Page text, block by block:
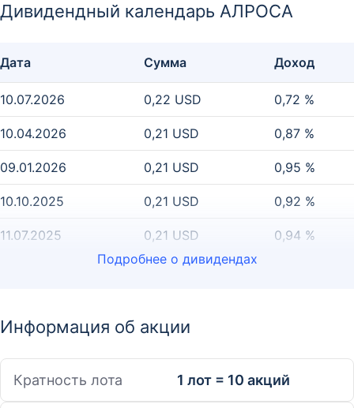
Дивидендный календарь АЛРОСА
Дата Сумма Доход
10.07.2026 0,22 USD 0,72 %
10.04.2026 0,21 USD 0,87 %
09.01.2026 0,21 USD 0,95 %
10.10.2025 0,21 USD 0,92 %
11.07.2025 0,21 USD
0,94 %
Подробнее о дивидендах
Информация об акции
Кратность лота 1 лот = 10 акций